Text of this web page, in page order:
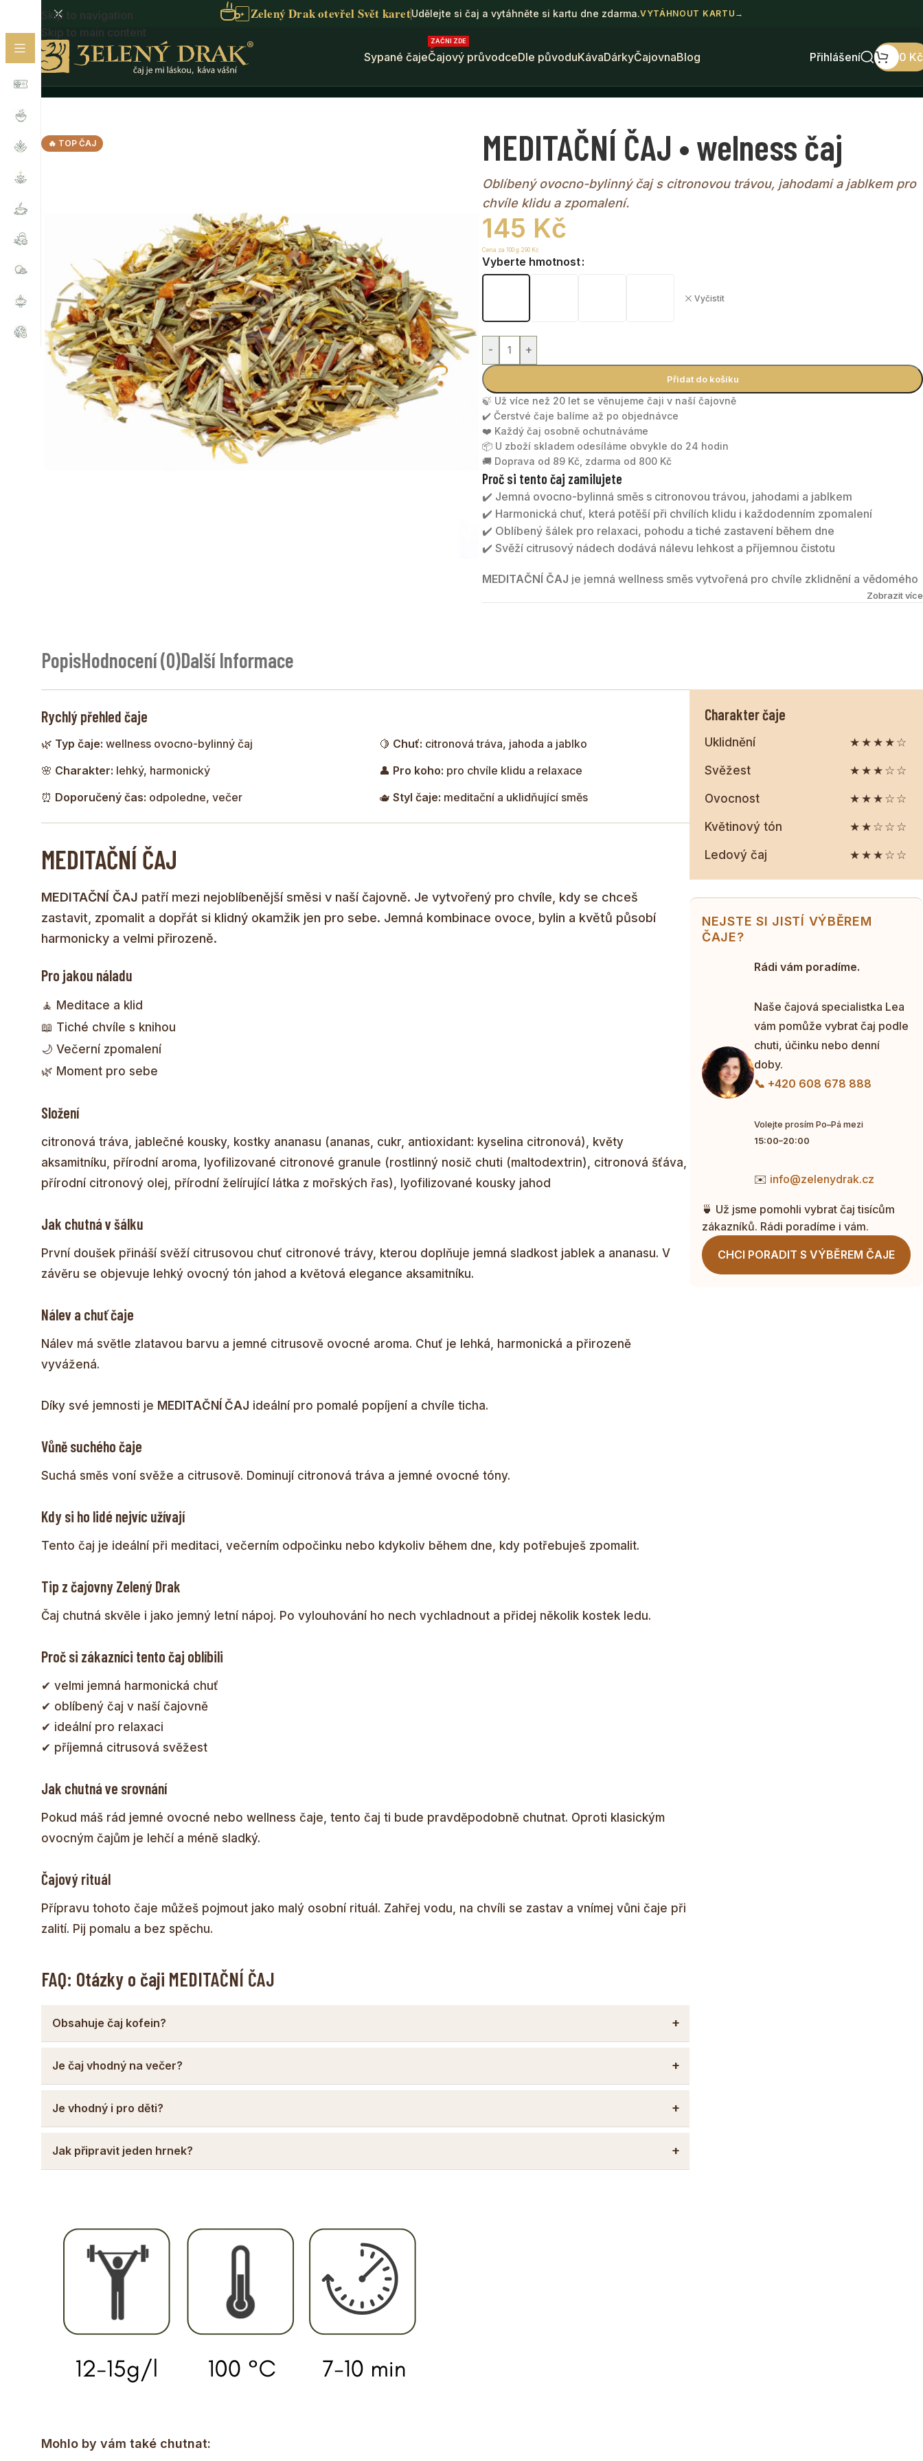
Skip to navigation
Skip to main content
✦ Zelený Drak otevřel Svět karetUdělejte si čaj a vytáhněte si kartu dne zdarma.VYTÁHNOUT KARTU →
Sypané čajeČajový průvodce
ZAČNI ZDE
Dle původuKávaDárkyČajovnaBlog Přihlášení 0 Kč
Domů
/Bylinný čaj/ Bylinné směsi
🔥 TOP ČAJ MEDITAČNÍ ČAJ • welness čaj
Oblíbený ovocno-bylinný čaj s citronovou trávou, jahodami a jablkem pro
chvíle klidu a zpomalení.
145 Kč
Cena za 100 g: 290 Kč
Vyberte hmotnost
Vyčistit
- +
Přidat do košíku
🍃 Už více než 20 let se věnujeme čaji v naší čajovně
✔️ Čerstvé čaje balíme až po objednávce
❤️ Každý čaj osobně ochutnáváme
📦 U zboží skladem odesíláme obvykle do 24 hodin
🚚 Doprava od 89 Kč, zdarma od 800 Kč
Proč si tento čaj zamilujete
✔️ Jemná ovocno-bylinná směs s citronovou trávou, jahodami a jablkem
✔️ Harmonická chuť, která potěší při chvílích klidu i každodenním zpomalení
✔️ Oblíbený šálek pro relaxaci, pohodu a tiché zastavení během dne
✔️ Svěží citrusový nádech dodává nálevu lehkost a příjemnou čistotu
MEDITAČNÍ ČAJ je jemná wellness směs vytvořená pro chvíle zklidnění a vědomého
popíjení. Spojuje citronovou svěžest, lehkou ovocnost a květovou eleganci doZobrazit více
PopisHodnocení (0)Další Informace
Rychlý přehled čaje
🌿 Typ čaje: wellness ovocno-bylinný čaj 🍋 Chuť: citronová tráva, jahoda a jablko
🌸 Charakter: lehký, harmonický 👤 Pro koho: pro chvíle klidu a relaxace
⏰ Doporučený čas: odpoledne, večer 🫖 Styl čaje: meditační a uklidňující směs
MEDITAČNÍ ČAJ
MEDITAČNÍ ČAJ patří mezi nejoblíbenější směsi v naší čajovně. Je vytvořený pro chvíle, kdy se chceš
zastavit, zpomalit a dopřát si klidný okamžik jen pro sebe. Jemná kombinace ovoce, bylin a květů působí
harmonicky a velmi přirozeně.
Pro jakou náladu
🧘 Meditace a klid
📖 Tiché chvíle s knihou
🌙 Večerní zpomalení
🌿 Moment pro sebe
Složení
citronová tráva, jablečné kousky, kostky ananasu (ananas, cukr, antioxidant: kyselina citronová), květy
aksamitníku, přírodní aroma, lyofilizované citronové granule (rostlinný nosič chuti (maltodextrin), citronová šťáva,
přírodní citronový olej, přírodní želírující látka z mořských řas), lyofilizované kousky jahod
Jak chutná v šálku
První doušek přináší svěží citrusovou chuť citronové trávy, kterou doplňuje jemná sladkost jablek a ananasu. V
závěru se objevuje lehký ovocný tón jahod a květová elegance aksamitníku.
Nálev a chuť čaje
Nálev má světle zlatavou barvu a jemné citrusově ovocné aroma. Chuť je lehká, harmonická a přirozeně
vyvážená.
Díky své jemnosti je MEDITAČNÍ ČAJ ideální pro pomalé popíjení a chvíle ticha.
Vůně suchého čaje
Suchá směs voní svěže a citrusově. Dominují citronová tráva a jemné ovocné tóny.
Kdy si ho lidé nejvíc užívají
Tento čaj je ideální při meditaci, večerním odpočinku nebo kdykoliv během dne, kdy potřebuješ zpomalit.
Tip z čajovny Zelený Drak
Čaj chutná skvěle i jako jemný letní nápoj. Po vylouhování ho nech vychladnout a přidej několik kostek ledu.
Proč si zákazníci tento čaj oblíbili
✔ velmi jemná harmonická chuť
✔ oblíbený čaj v naší čajovně
✔ ideální pro relaxaci
✔ příjemná citrusová svěžest
Jak chutná ve srovnání
Pokud máš rád jemné ovocné nebo wellness čaje, tento čaj ti bude pravděpodobně chutnat. Oproti klasickým
ovocným čajům je lehčí a méně sladký.
Čajový rituál
Přípravu tohoto čaje můžeš pojmout jako malý osobní rituál. Zahřej vodu, na chvíli se zastav a vnímej vůni čaje při
zalití. Pij pomalu a bez spěchu.
FAQ: Otázky o čaji MEDITAČNÍ ČAJ
Obsahuje čaj kofein?
Je čaj vhodný na večer?
Je vhodný i pro děti?
Jak připravit jeden hrnek?
Mohlo by vám také chutnat:
Charakter čaje
Uklidnění ★★★★☆
Svěžest ★★★☆☆
Ovocnost ★★★☆☆
Květinový tón ★★☆☆☆
Ledový čaj ★★★☆☆
NEJSTE SI JISTÍ VÝBĚREM
ČAJE?
Rádi vám poradíme.
Naše čajová specialistka Lea
vám pomůže vybrat čaj podle
chuti, účinku nebo denní
doby.
📞 +420 608 678 888
Volejte prosím Po–Pá mezi
15:00–20:00
✉️ info@zelenydrak.cz
🍵 Už jsme pomohli vybrat čaj tisícům
zákazníků. Rádi poradíme i vám.
CHCI PORADIT S VÝBĚREM ČAJE